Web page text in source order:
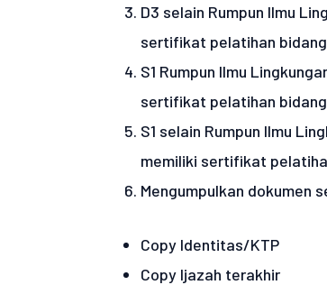
D3 selain Rumpun Ilmu
sertifikat pelatihan
S1 Rumpun Ilmu
sertifikat pelatihan
S1 selain Rumpun Ilmu
memiliki sertifikat
Mengumpulkan dokumen
Copy Identitas/KTP
Copy Ijazah terakhir